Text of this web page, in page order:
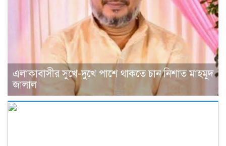
এলাকাবাসীর সুখে-দুখে পাশে থাকতে চান নিশাত মাহমুদ
জালাল